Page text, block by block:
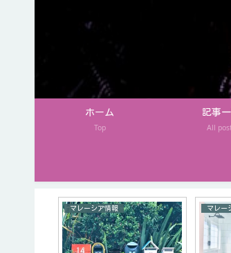
ホーム
Top
記事
All
マレーシア情報 マレー